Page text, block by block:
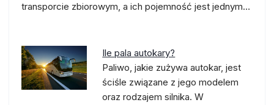
transporcie zbiorowym, a ich pojemność jest jednym…
Ile pala autokary?
Paliwo, jakie zużywa autokar, jest
ściśle związane z jego modelem
oraz rodzajem silnika. W